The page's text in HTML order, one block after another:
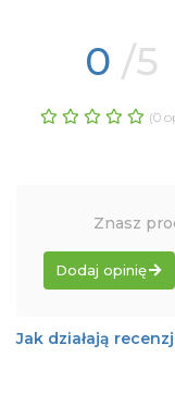
0 /5
(0
Znasz
Dodaj opinię
Jak działają